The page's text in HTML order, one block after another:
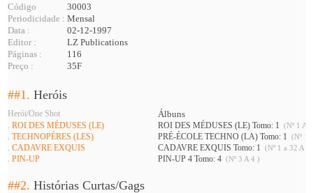
Código
30003
Periodicidade : Mensal
Data :
02-12-1997
Editor :
LZ Publications
Páginas :
116
Preço :
35F
##1.Heróis
Herói/One Shot Álbuns
. ROI DES MÉDUSES (LE) ROI DES MÉDUSES (LE) Tomo: 1 (Nº 1 A
. TECHNOPÈRES (LES) PRÉ-ÉCOLE TECHNO (LA) Tomo: 1 (Nº 1
. CADAVRE EXQUIS CADAVRE EXQUIS Tomo: 1 (Nº 1 a 32 A
. PIN-UP PIN-UP 4 Tomo: 4 (Nº 3 A 4 )
##2.Histórias Curtas/Gags